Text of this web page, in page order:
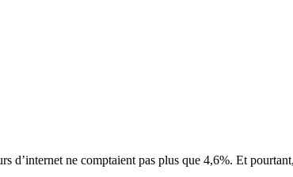
d’internet ne comptaient pas plus que 4,6%. Et